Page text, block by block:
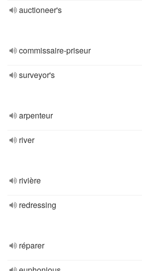
auctioneer's
commissaire-priseur
surveyor's
arpenteur
river
rivière
redressing
réparer